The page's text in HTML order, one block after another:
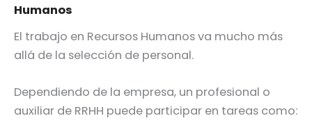
Humanos
El trabajo en Recursos Humanos va mucho más
allá de la selección de personal.
Dependiendo de la empresa, un profesional o
auxiliar de RRHH puede participar en tareas como: